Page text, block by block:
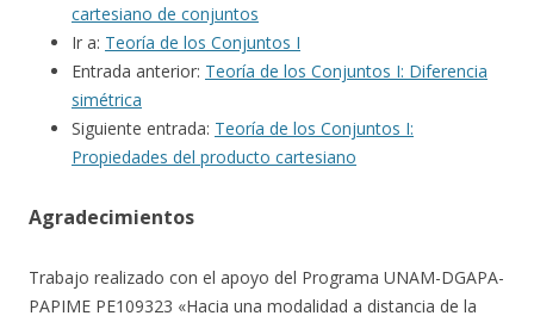
cartesiano de conjuntos
Ir a: Teoría de los Conjuntos I
Entrada anterior: Teoría de los Conjuntos I: Diferencia
simétrica
Siguiente entrada: Teoría de los Conjuntos I:
Propiedades del producto cartesiano
Agradecimientos
Trabajo realizado con el apoyo del Programa UNAM-DGAPA-
PAPIME PE109323 «Hacia una modalidad a distancia de la